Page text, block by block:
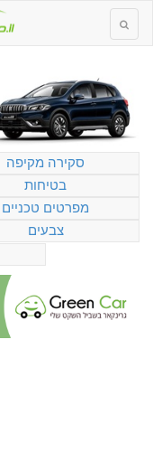
סקירה מקיפה
בטיחות
מפרטים טכניים
צבעים